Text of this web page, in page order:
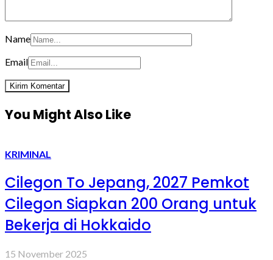
Name
Email
You Might Also Like
KRIMINAL
Cilegon To Jepang, 2027 Pemkot
Cilegon Siapkan 200 Orang untuk
Bekerja di Hokkaido
15 November 2025